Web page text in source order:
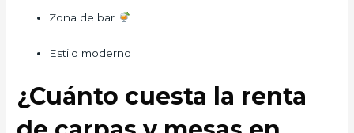
Zona de bar
Estilo moderno
¿Cuánto cuesta la renta